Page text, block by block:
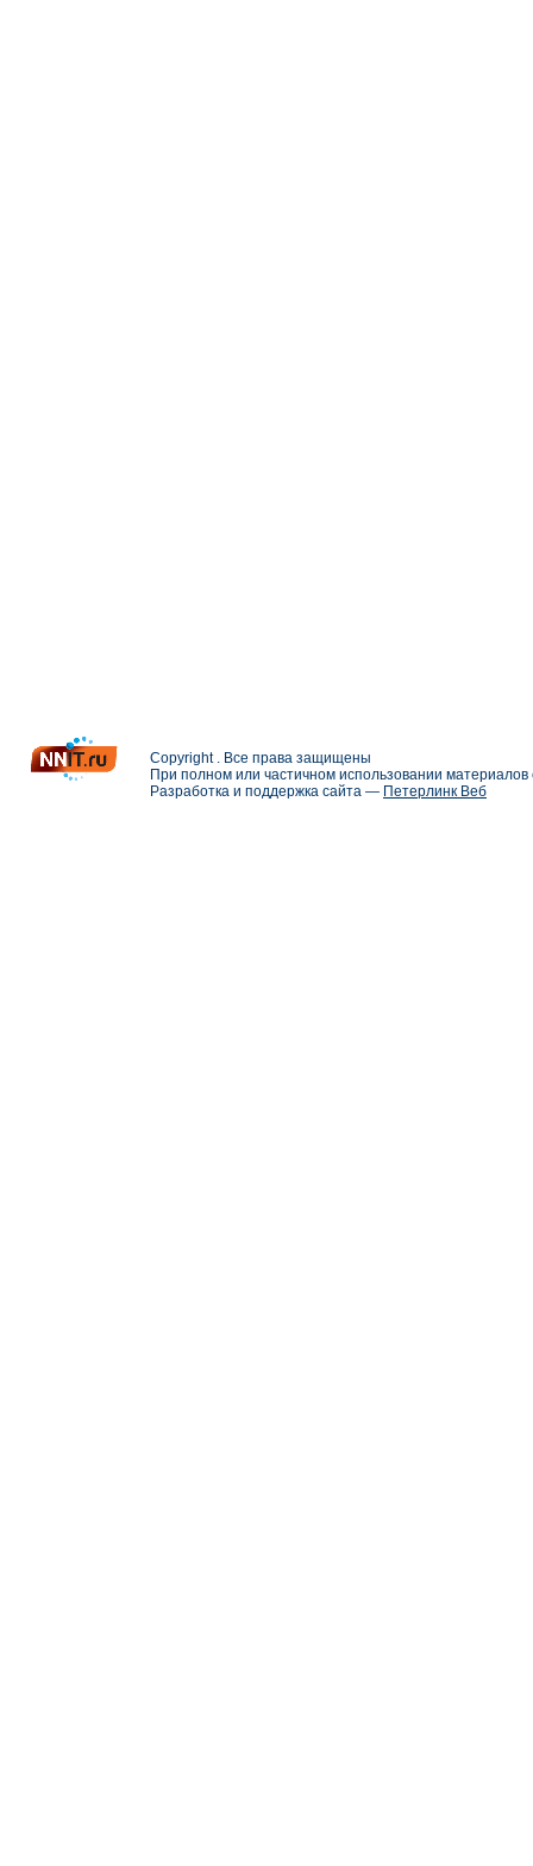
Copyright . Все права защищены
При полном или частичном использовании
Разработка и поддержка сайта — Петерлинк Веб